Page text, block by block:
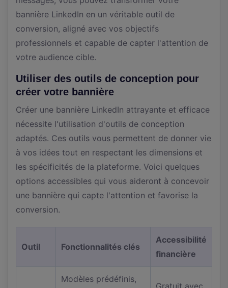
bannière LinkedIn en un véritable outil de
conversion, aligné avec vos objectifs
professionnels et capable de capter l'attention de
votre audience cible.
Utiliser des outils de conception pour
créer votre bannière
Créer une bannière LinkedIn attrayante et efficace
nécessite l'utilisation d'outils de conception
adaptés. Ces outils vous permettent de donner vie
à vos idées tout en respectant les dimensions et
les spécificités de la plateforme. Voici quelques
options accessibles qui vous aideront à concevoir
une bannière qui capte l'attention et favorise la
conversion.
Outil Fonctionnalités clés
Accessibilité
financière
Modèles prédéfinis,
Gratuit avec